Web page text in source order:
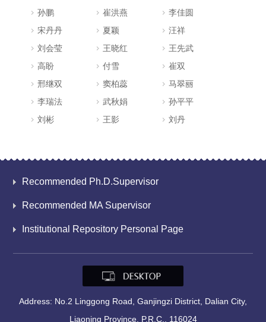
孙鹏
崔洪燕
李佳圆
宋丹丹
夏颖
汪祥
刘会莹
王晓红
王先武
高盼
付雪
崔双
邢继双
窦柏蕊
马翠丽
李瑞法
武秋娟
孙平平
刘彬
王影 刘丹
Recommended Ph.D.Supervisor
Recommended MA Supervisor
Institutional Repository Personal Page
Address: No.2 Linggong Road, Ganjingzi District, Dalian City,
Liaoning Province, P.R.C., 116024